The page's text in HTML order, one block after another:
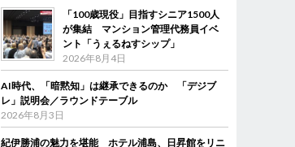
「100歳現役」目指すシニア1500人
が集結 マンション管理代務員イベ
ント「うぇるねすシップ」
2026年8月4日
AI時代、「暗黙知」は継承できるのか 「デジブ
レ」説明会／ラウンドテーブル
2026年8月3日
紀伊勝浦の魅力を堪能 ホテル浦島、日昇館をリニ